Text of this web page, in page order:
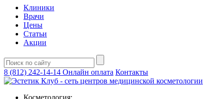
Клиники
Врачи
Цены
Статьи
Акции
8 (812) 242-14-14 Онлайн оплата Контакты
Косметология: